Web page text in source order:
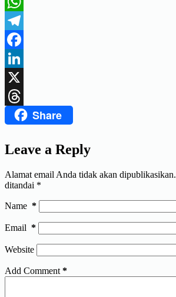
WhatsApp
Telegram
Facebook
LinkedIn
X
ThreadsShare
Leave a Reply
Alamat email Anda tidak akan dipublikasikan.
ditandai *
Name *
Email *
Website
Add Comment *